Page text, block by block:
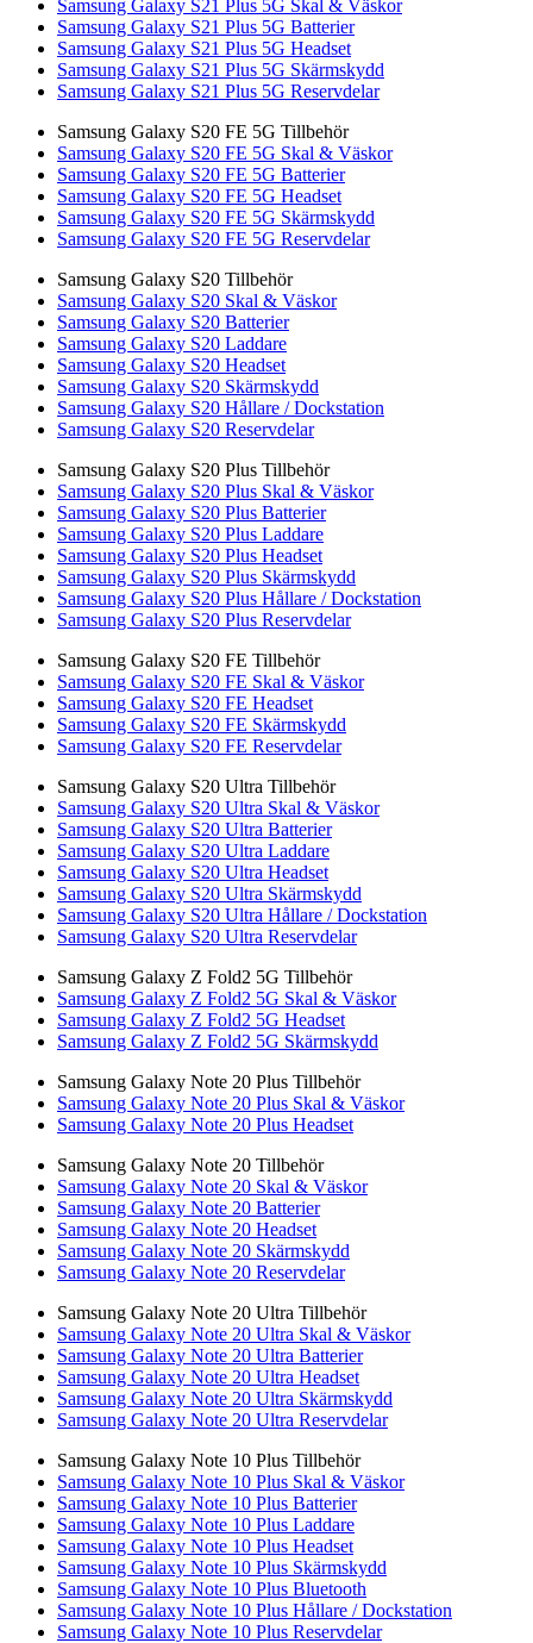
Samsung Galaxy S21 Plus 5G Skal & Väskor
Samsung Galaxy S21 Plus 5G Batterier
Samsung Galaxy S21 Plus 5G Headset
Samsung Galaxy S21 Plus 5G Skärmskydd
Samsung Galaxy S21 Plus 5G Reservdelar
Samsung Galaxy S20 FE 5G Tillbehör
Samsung Galaxy S20 FE 5G Skal & Väskor
Samsung Galaxy S20 FE 5G Batterier
Samsung Galaxy S20 FE 5G Headset
Samsung Galaxy S20 FE 5G Skärmskydd
Samsung Galaxy S20 FE 5G Reservdelar
Samsung Galaxy S20 Tillbehör
Samsung Galaxy S20 Skal & Väskor
Samsung Galaxy S20 Batterier
Samsung Galaxy S20 Laddare
Samsung Galaxy S20 Headset
Samsung Galaxy S20 Skärmskydd
Samsung Galaxy S20 Hållare / Dockstation
Samsung Galaxy S20 Reservdelar
Samsung Galaxy S20 Plus Tillbehör
Samsung Galaxy S20 Plus Skal & Väskor
Samsung Galaxy S20 Plus Batterier
Samsung Galaxy S20 Plus Laddare
Samsung Galaxy S20 Plus Headset
Samsung Galaxy S20 Plus Skärmskydd
Samsung Galaxy S20 Plus Hållare / Dockstation
Samsung Galaxy S20 Plus Reservdelar
Samsung Galaxy S20 FE Tillbehör
Samsung Galaxy S20 FE Skal & Väskor
Samsung Galaxy S20 FE Headset
Samsung Galaxy S20 FE Skärmskydd
Samsung Galaxy S20 FE Reservdelar
Samsung Galaxy S20 Ultra Tillbehör
Samsung Galaxy S20 Ultra Skal & Väskor
Samsung Galaxy S20 Ultra Batterier
Samsung Galaxy S20 Ultra Laddare
Samsung Galaxy S20 Ultra Headset
Samsung Galaxy S20 Ultra Skärmskydd
Samsung Galaxy S20 Ultra Hållare / Dockstation
Samsung Galaxy S20 Ultra Reservdelar
Samsung Galaxy Z Fold2 5G Tillbehör
Samsung Galaxy Z Fold2 5G Skal & Väskor
Samsung Galaxy Z Fold2 5G Headset
Samsung Galaxy Z Fold2 5G Skärmskydd
Samsung Galaxy Note 20 Plus Tillbehör
Samsung Galaxy Note 20 Plus Skal & Väskor
Samsung Galaxy Note 20 Plus Headset
Samsung Galaxy Note 20 Tillbehör
Samsung Galaxy Note 20 Skal & Väskor
Samsung Galaxy Note 20 Batterier
Samsung Galaxy Note 20 Headset
Samsung Galaxy Note 20 Skärmskydd
Samsung Galaxy Note 20 Reservdelar
Samsung Galaxy Note 20 Ultra Tillbehör
Samsung Galaxy Note 20 Ultra Skal & Väskor
Samsung Galaxy Note 20 Ultra Batterier
Samsung Galaxy Note 20 Ultra Headset
Samsung Galaxy Note 20 Ultra Skärmskydd
Samsung Galaxy Note 20 Ultra Reservdelar
Samsung Galaxy Note 10 Plus Tillbehör
Samsung Galaxy Note 10 Plus Skal & Väskor
Samsung Galaxy Note 10 Plus Batterier
Samsung Galaxy Note 10 Plus Laddare
Samsung Galaxy Note 10 Plus Headset
Samsung Galaxy Note 10 Plus Skärmskydd
Samsung Galaxy Note 10 Plus Bluetooth
Samsung Galaxy Note 10 Plus Hållare / Dockstation
Samsung Galaxy Note 10 Plus Reservdelar